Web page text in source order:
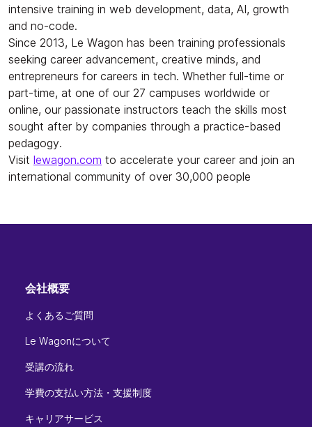
intensive training in web development, data, AI, growth
and no-code.
Since 2013, Le Wagon has been training professionals
seeking career advancement, creative minds, and
entrepreneurs for careers in tech. Whether full-time or
part-time, at one of our 27 campuses worldwide or
online, our passionate instructors teach the skills most
sought after by companies through a practice-based
pedagogy.
Visit lewagon.com to accelerate your career and join an
international community of over 30,000 people
会社概要
よくあるご質問
Le Wagonについて
受講の流れ
学費の支払い方法・支援制度
キャリアサービス